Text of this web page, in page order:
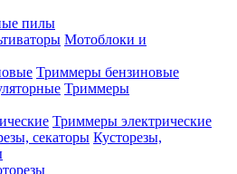
пилы
Мотоблоки и
Триммеры бензиновые
Триммеры
Триммеры электрические
Кусторезы,